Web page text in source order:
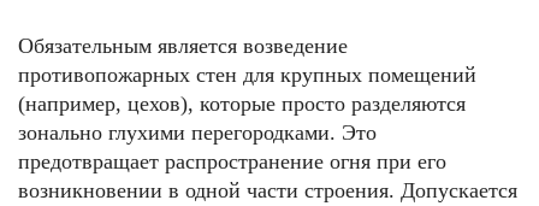
Обязательным является возведение
противопожарных стен для крупных помещений
(например, цехов), которые просто разделяются
зонально глухими перегородками. Это
предотвращает распространение огня при его
возникновении в одной части строения. Допускается